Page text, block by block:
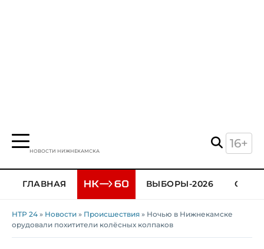
НОВОСТИ НИЖНЕКАМСКА
16+
ГЛАВНАЯ ВЫБОРЫ-2026
НТР 24 » Новости » Происшествия » Ночью в Нижнекамске
орудовали похитители колёсных колпаков